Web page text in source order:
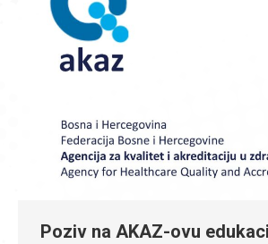
Poziv na AKAZ-ovu